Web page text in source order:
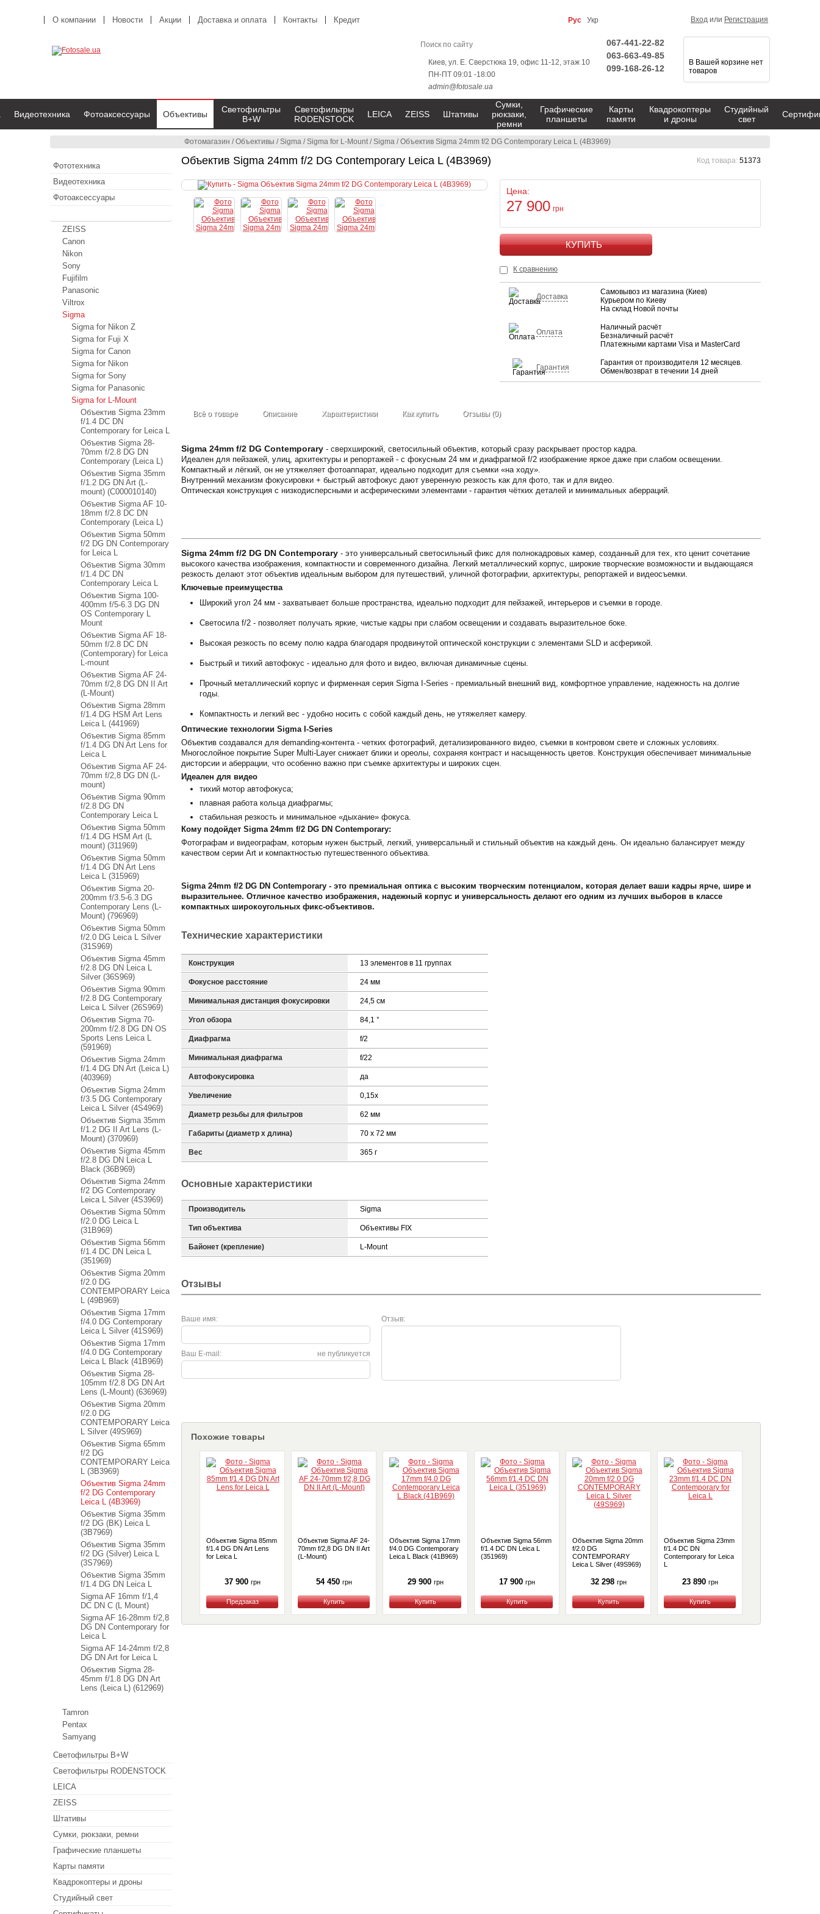
Фотомагазин /Объективы /Sigma /Sigma for L-Mount /Sigma /Объектив Sigma 24mm f/2 DG Contemporary Leica L (4B3969)
Объектив Sigma 24mm f/2 DG Contemporary Leica L (4B3969) Код товара: 51373
Цена:
27 900 грн
КУПИТЬ
К сравнению
Доставка
Самовывоз из магазина (Киев)
Курьером по Киеву
На склад Новой почты
Оплата
Наличный расчёт
Безналичный расчёт
Платежными картами Visa и MasterCard
Гарантия
Гарантия от производителя 12 месяцев.
Обмен/возврат в течении 14 дней
Всё о товаре Описание Характеристики Как купить Отзывы (0)
Sigma 24mm f/2 DG Contemporary - сверхширокий, светосильный объектив, который сразу раскрывает простор кадра.
Идеален для пейзажей, улиц, архитектуры и репортажей - с фокусным 24 мм и диафрагмой f/2 изображение яркое даже при слабом освещении.
Компактный и лёгкий, он не утяжеляет фотоаппарат, идеально подходит для съемки «на ходу».
Внутренний механизм фокусировки + быстрый автофокус дают уверенную резкость как для фото, так и для видео.
Оптическая конструкция с низкодисперсными и асферическими элементами - гарантия чётких деталей и минимальных аберраций.
Sigma 24mm f/2 DG DN Contemporary - это универсальный светосильный фикс для полнокадровых камер, созданный для тех, кто ценит сочетание
высокого качества изображения, компактности и современного дизайна. Легкий металлический корпус, широкие творческие возможности и выдающаяся
резкость делают этот объектив идеальным выбором для путешествий, уличной фотографии, архитектуры, репортажей и видеосъемки.
Ключевые преимущества
Широкий угол 24 мм - захватывает больше пространства, идеально подходит для пейзажей, интерьеров и съемки в городе.
Светосила f/2 - позволяет получать яркие, чистые кадры при слабом освещении и создавать выразительное боке.
Высокая резкость по всему полю кадра благодаря продвинутой оптической конструкции с элементами SLD и асферикой.
Быстрый и тихий автофокус - идеально для фото и видео, включая динамичные сцены.
Прочный металлический корпус и фирменная серия Sigma I-Series - премиальный внешний вид, комфортное управление, надежность на долгие
годы.
Компактность и легкий вес - удобно носить с собой каждый день, не утяжеляет камеру.
Оптические технологии Sigma I-Series
Объектив создавался для demanding-контента - четких фотографий, детализированного видео, съемки в контровом свете и сложных условиях.
Многослойное покрытие Super Multi-Layer снижает блики и ореолы, сохраняя контраст и насыщенность цветов. Конструкция обеспечивает минимальные
дисторсии и аберрации, что особенно важно при съемке архитектуры и широких сцен.
Идеален для видео
тихий мотор автофокуса;
плавная работа кольца диафрагмы;
стабильная резкость и минимальное «дыхание» фокуса.
Кому подойдет Sigma 24mm f/2 DG DN Contemporary:
Фотографам и видеографам, которым нужен быстрый, легкий, универсальный и стильный объектив на каждый день. Он идеально балансирует между
качеством серии Art и компактностью путешественного объектива.
Sigma 24mm f/2 DG DN Contemporary - это премиальная оптика с высоким творческим потенциалом, которая делает ваши кадры ярче, шире и
выразительнее. Отличное качество изображения, надежный корпус и универсальность делают его одним из лучших выборов в классе
компактных широкоугольных фикс-объективов.
Технические характеристики
Конструкция 13 элементов в 11 группах
Фокусное расстояние 24 мм
Минимальная дистанция фокусировки 24,5 см
Угол обзора 84,1 °
Диафрагма f/2
Минимальная диафрагма f/22
Автофокусировка да
Увеличение 0,15x
Диаметр резьбы для фильтров 62 мм
Габариты (диаметр х длина) 70 x 72 мм
Вес 365 г
Основные характеристики
Производитель Sigma
Тип объектива Объективы FIX
Байонет (крепление) L-Mount
Отзывы
Ваше имя: Отзыв:
не публикуется
Ваш E-mail:
Похожие товары
Объектив Sigma 85mm
f/1.4 DG DN Art Lens
for Leica L
37 900 грн
Купить
Объектив Sigma AF 24-
70mm f/2,8 DG DN II Art
(L-Mount)
54 450 грн
Купить
Объектив Sigma 17mm
f/4.0 DG Contemporary
Leica L Black (41B969)
29 900 грн
Купить
Объектив Sigma 56mm
f/1.4 DC DN Leica L
(351969)
17 900 грн
Купить
Объектив Sigma 20mm
f/2.0 DG
CONTEMPORARY
Leica L Silver (49S969)
32 298 грн
Купить
Объектив Sigma 23mm
f/1.4 DC DN
Contemporary for Leica
L
23 890 грн
Купить
О компании Новости Акции Доставка и оплата Контакты Кредит Рус Укр Вход или Регистрация
Киев, ул. Е. Сверстюка 19, офис 11-12, этаж 10
ПН-ПТ 09:01 -18:00
admin@fotosale.ua
067-441-22-82
063-663-49-85
099-168-26-12
В Вашей корзине нет
товаров
Видеотехника Фотоаксессуары Объективы
Светофильтры
B+W
Светофильтры
RODENSTOCK
LEICA ZEISS Штативы
Сумки,
рюкзаки,
ремни
Графические
планшеты
Карты
памяти
Квадрокоптеры
и дроны
Студийный
свет
Фототехника
Видеотехника
Фотоаксессуары
ZEISS
Canon
Nikon
Sony
Fujifilm
Panasonic
Viltrox
Sigma
Sigma for Nikon Z
Sigma for Fuji X
Sigma for Canon
Sigma for Nikon
Sigma for Sony
Sigma for Panasonic
Sigma for L-Mount
Объектив Sigma 23mm
f/1.4 DC DN
Contemporary for Leica L
Объектив Sigma 28-
70mm f/2.8 DG DN
Contemporary (Leica L)
Объектив Sigma 35mm
f/1.2 DG DN Art (L-
mount) (С000010140)
Объектив Sigma AF 10-
18mm f/2.8 DC DN
Contemporary (Leica L)
Объектив Sigma 50mm
f/2 DG DN Contemporary
for Leica L
Объектив Sigma 30mm
f/1.4 DC DN
Contemporary Leica L
Объектив Sigma 100-
400mm f/5-6.3 DG DN
OS Contemporary L
Mount
Объектив Sigma AF 18-
50mm f/2.8 DC DN
(Contemporary) for Leica
L-mount
Объектив Sigma AF 24-
70mm f/2,8 DG DN II Art
(L-Mount)
Объектив Sigma 28mm
f/1.4 DG HSM Art Lens
Leica L (441969)
Объектив Sigma 85mm
f/1.4 DG DN Art Lens for
Leica L
Объектив Sigma AF 24-
70mm f/2,8 DG DN (L-
mount)
Объектив Sigma 90mm
f/2.8 DG DN
Contemporary Leica L
Объектив Sigma 50mm
f/1.4 DG HSM Art (L
mount) (311969)
Объектив Sigma 50mm
f/1.4 DG DN Art Lens
Leica L (315969)
Объектив Sigma 20-
200mm f/3.5-6.3 DG
Contemporary Lens (L-
Mount) (796969)
Объектив Sigma 50mm
f/2.0 DG Leica L Silver
(31S969)
Объектив Sigma 45mm
f/2.8 DG DN Leica L
Silver (36S969)
Объектив Sigma 90mm
f/2.8 DG Contemporary
Leica L Silver (26S969)
Объектив Sigma 70-
200mm f/2.8 DG DN OS
Sports Lens Leica L
(591969)
Объектив Sigma 24mm
f/1.4 DG DN Art (Leica L)
(403969)
Объектив Sigma 24mm
f/3.5 DG Contemporary
Leica L Silver (4S4969)
Объектив Sigma 35mm
f/1.2 DG II Art Lens (L-
Mount) (370969)
Объектив Sigma 45mm
f/2.8 DG DN Leica L
Black (36B969)
Объектив Sigma 24mm
f/2 DG Contemporary
Leica L Silver (4S3969)
Объектив Sigma 50mm
f/2.0 DG Leica L
(31B969)
Объектив Sigma 56mm
f/1.4 DC DN Leica L
(351969)
Объектив Sigma 20mm
f/2.0 DG
CONTEMPORARY Leica
L (49B969)
Объектив Sigma 17mm
f/4.0 DG Contemporary
Leica L Silver (41S969)
Объектив Sigma 17mm
f/4.0 DG Contemporary
Leica L Black (41B969)
Объектив Sigma 28-
105mm f/2.8 DG DN Art
Lens (L-Mount) (636969)
Объектив Sigma 20mm
f/2.0 DG
CONTEMPORARY Leica
L Silver (49S969)
Объектив Sigma 65mm
f/2 DG
CONTEMPORARY Leica
L (3B3969)
Объектив Sigma 24mm
f/2 DG Contemporary
Leica L (4B3969)
Объектив Sigma 35mm
f/2 DG (BK) Leica L
(3B7969)
Объектив Sigma 35mm
f/2 DG (Silver) Leica L
(3S7969)
Объектив Sigma 35mm
f/1.4 DG DN Leica L
Sigma AF 16mm f/1,4
DC DN C (L Mount)
Sigma AF 16-28mm f/2,8
DG DN Contemporary for
Leica L
Sigma AF 14-24mm f/2,8
DG DN Art for Leica L
Объектив Sigma 28-
45mm f/1.8 DG DN Art
Lens (Leica L) (612969)
Tamron
Pentax
Samyang
Светофильтры B+W
Светофильтры RODENSTOCK
LEICA
ZEISS
Штативы
Сумки, рюкзаки, ремни
Графические планшеты
Карты памяти
Квадрокоптеры и дроны
Студийный свет